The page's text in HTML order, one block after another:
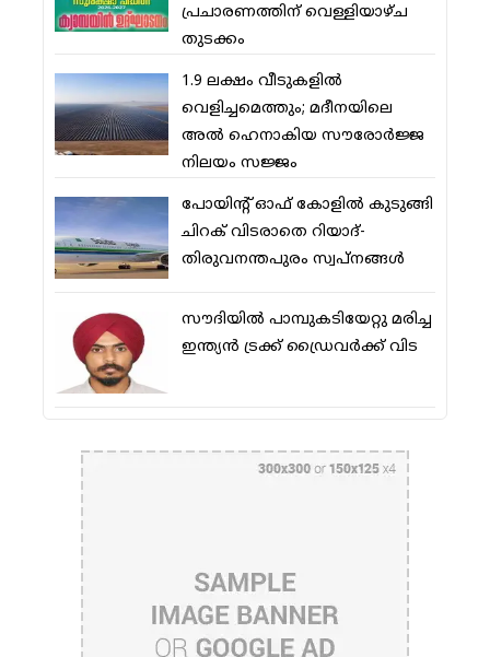
പ്രചാരണത്തിന് വെള്ളിയാഴ്ച
തുടക്കം
1.9 ലക്ഷം വീടുകളില്‍
വെളിച്ചമെത്തും; മദീനയിലെ
അല്‍ ഹെനാകിയ സൗരോര്‍ജ്ജ
നിലയം സജ്ജം
പോയിന്റ് ഓഫ് കോളില്‍ കുടുങ്ങി
ചിറക് വിടരാതെ റിയാദ്-
തിരുവനന്തപുരം സ്വപ്നങ്ങള്‍
സൗദിയിൽ പാമ്പുകടിയേറ്റു മരിച്ച
ഇന്ത്യൻ ട്രക്ക് ഡ്രൈവർക്ക് വിട